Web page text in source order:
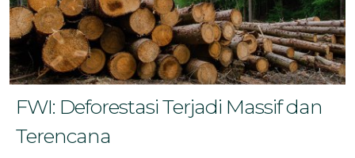
Sorotan Berita
Bahasa
FWI: Deforestasi Terjadi Massif dan
Terencana